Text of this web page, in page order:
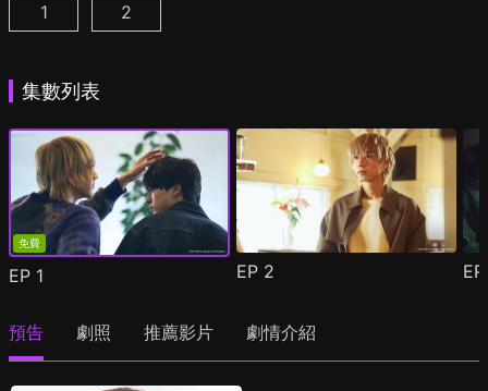
25時，赤坂見 第1集
1 25時，赤坂見 第2季 第1集
2
集數列表
免費
EP 1 EP 2
預告 劇照 推薦影片 劇情介紹